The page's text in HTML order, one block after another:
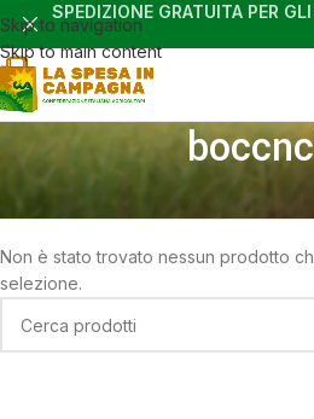
Skip to navigation
Skip to main content
SPEDIZIONE GRATUITA PER
Home Shop
Non è stato trovato nessun prodotto
selezione.